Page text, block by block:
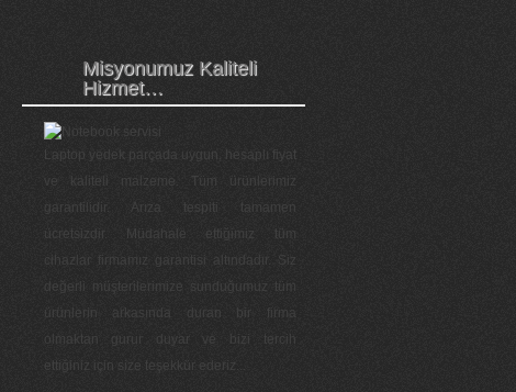
Misyonumuz Kaliteli
Hizmet…
Laptop yedek parçada uygun, hesaplı fiyat
ve kaliteli malzeme. Tüm ürünlerimiz
garantilidir. Arıza tespiti tamamen
ücretsizdir. Müdahale ettiğimiz tüm
cihazlar firmamız garantisi altındadır. Siz
değerli müşterilerimize sunduğumuz tüm
ürünlerin arkasında duran bir firma
olmaktan gurur duyar ve bizi tercih
ettiğiniz için size teşekkür ederiz...